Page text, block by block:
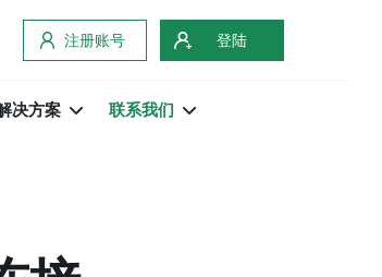
注册账号 登陆
决方案 联系我们